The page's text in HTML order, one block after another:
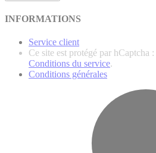
INFORMATIONS
Service client
Ce site est protégé par hCaptcha :
Conditions du service.
Conditions générales